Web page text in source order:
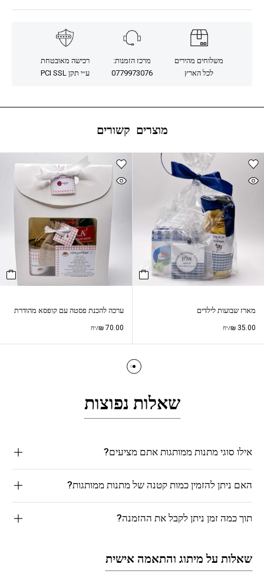
משלוחים מהירים
לכל הארץ
מרכז הזמנות:
0779973076
רכישה מאובטחת
ע״י תקן PCI SSL
מוצרים קשורים
מארז שבועות לילדים
₪ 35.00 /יח
ערכה להכנת פסטה עם קופסא מהודרת
₪70.00 /יח
שאלות נפוצות
אילו סוגי מתנות ממותגות אתם מציעים?
האם ניתן להזמין כמות קטנה של מתנות ממותגות?
תוך כמה זמן ניתן לקבל את ההזמנה?
שאלות על מיתוג והתאמה אישית